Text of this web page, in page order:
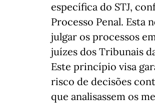
específica do STJ,
Processo Penal. Esta
julgar os processos
juízes dos Tribunais
Este princípio visa
risco de decisões
que analisassem os